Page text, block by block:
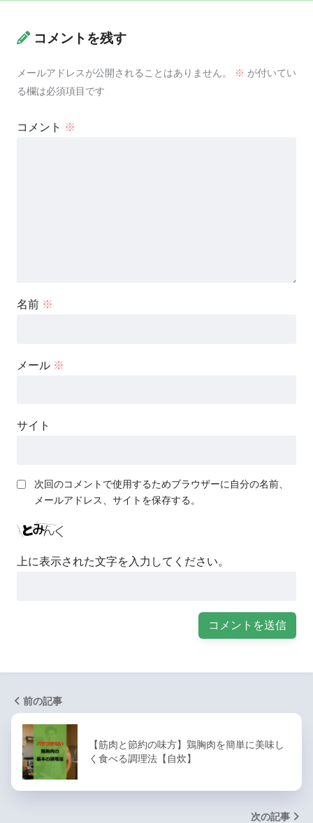
コメントを残す
メールアドレスが公開されることはありません。 ※ が付いてい
る欄は必須項目です
コメント ※
名前 ※
メール ※
サイト
次回のコメントで使用するためブラウザーに自分の名前、
メールアドレス、サイトを保存する。
上に表示された文字を入力してください。
前の記事
【筋肉と節約の味方】鶏胸肉を簡単に美味し
く食べる調理法【自炊】
次の記事